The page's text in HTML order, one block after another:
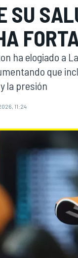
SPORTSCAR
SU
ha elogiado a
que
la presión
11:24